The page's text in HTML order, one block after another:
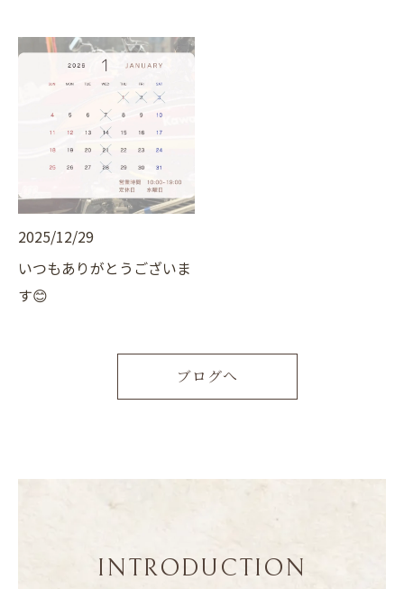
2025/12/29
いつもありがとうございま
す😊
ブログへ
INTRODUCTION